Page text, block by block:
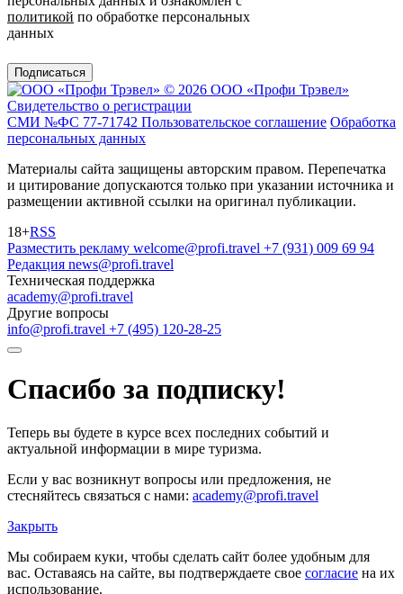
политикой по обработке персональных
данных
Подписаться
© 2026 ООО «Профи Трэвeл»
Свидетельство о регистрации
СМИ №ФС 77-71742 Пользовательское соглашение Обработка
персональных данных
Материалы сайта защищены авторским правом. Перепечатка
и цитирование допускаются только при указании источника и
размещении активной ссылки на оригинал публикации.
18+RSS
Разместить рекламу welcome@profi.travel +7 (931) 009 69 94
Редакция news@profi.travel
Техническая поддержка
academy@profi.travel
Другие вопросы
info@profi.travel +7 (495) 120-28-25
Спасибо за подписку!
Теперь вы будете в курсе всех последних событий и
актуальной информации в мире туризма.
Если у вас возникнут вопросы или предложения, не
стесняйтесь связаться с нами: academy@profi.travel
Закрыть
Мы собираем куки, чтобы сделать сайт более удобным для
вас. Оставаясь на сайте, вы подтверждаете свое согласие на их
использование.